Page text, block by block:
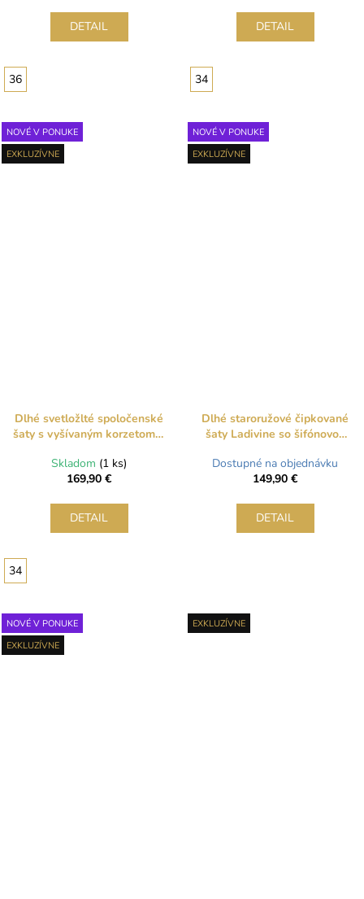
DETAIL
36
DETAIL
34
NOVÉ V PONUKE
EXKLUZÍVNE
Dlhé svetložlté spoločenské
šaty s vyšívaným korzetom a
Skladom (1 ks)
169,90 €
DETAIL
34
NOVÉ V PONUKE
EXKLUZÍVNE
Dlhé staroružové čipkované
šaty Ladivine so šifónovou
Dostupné na objednávku
149,90 €
DETAIL
NOVÉ V PONUKE
EXKLUZÍVNE
EXKLUZÍVNE